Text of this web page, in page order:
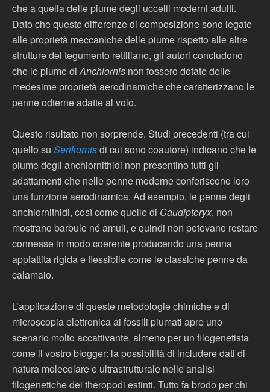
che a quella delle piume degli uccelli moderni adulti.
Dato che queste differenze di composizione sono legate
alle proprietà meccaniche delle piume rispetto alle altre
strutture del tegumento rettiliano, gli autori concludono
che le piume di Anchiornis non fossero dotate delle
medesime proprietà aerodinamiche che caratterizzano le
penne odierne adatte al volo.
Questo risultato non sorprende. Studi precedenti (tra cui
quello su Serikornisdi cui sono coautore) indicano che le
piume degli anchiornithidi non presentino tutti gli
adattamenti che nelle penne moderne conferiscono loro
una funzione aerodinamica. Ad esempio, le penne degli
anchiornithidi, così come quelle di Caudipteryx, non
mostrano barbule né amuli, e quindi non potevano restare
connesse in modo coerente producendo una penna
appiattita rigida e flessibile come le classiche penne da
calamaio.
L’applicazione di queste metodologie chimiche e di
microscopia elettronica ai fossili piumati apre uno
scenario molto accattivante, almeno per un filogenetista
come il vostro blogger: la possibilità di includere dati di
natura molecolare e ultrastrutturale nelle analisi
filogenetiche dei theropodi estinti. Tutto fa brodo per chi